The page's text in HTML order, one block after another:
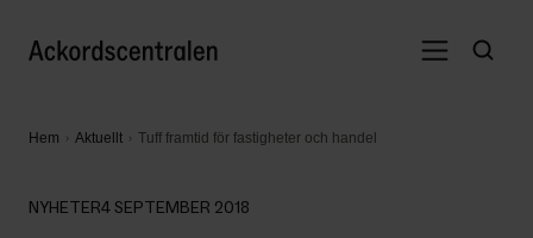
Hem Aktuellt Tuff framtid för fastigheter och handel
NYHETER4 SEPTEMBER 2018